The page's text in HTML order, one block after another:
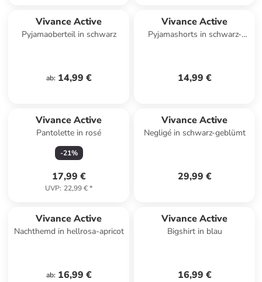
Vivance Active
Pyjamaoberteil in schwarz
ab: 14,99 €
Vivance Active
Pyjamashorts in schwarz-
14,99 €
Vivance Active
Pantolette in rosé
-21%
17,99 €
UVP: 22,99 €*
Vivance Active
Negligé in schwarz-geblümt
29,99 €
Vivance Active
Nachthemd in hellrosa-apricot
ab: 16,99 €
Vivance Active
Bigshirt in blau
16,99 €